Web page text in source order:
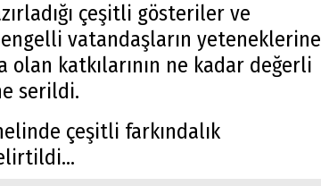
çeşitli gösteriler ve
vatandaşların yeteneklerine
olan katkılarının ne kadar değerli
serildi.
çeşitli farkındalık